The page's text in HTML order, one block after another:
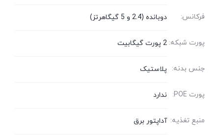
فرکانس: دوبانده (2.4 و 5 گیگاهرتز)
پورت شبکه: 2 پورت گیگابیت
جنس بدنه: پلاستیک
پورت POE: ندارد
منبع تغذیه: آداپتور برق